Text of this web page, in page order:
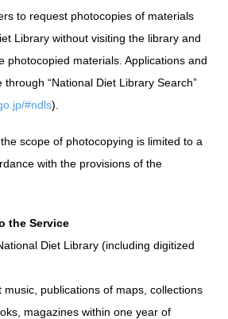
to request photocopies of materials
Library without visiting the library and
photocopied materials. Applications and
“National Diet Library Search”
#ndls).
scope of photocopying is limited to a
with the provisions of the
the Service
Diet Library (including digitized
music, publications of maps, collections
magazines within one year of